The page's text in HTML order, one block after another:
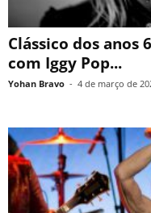
Clássico dos anos
com Iggy Pop...
Yohan Bravo - 4 de março de